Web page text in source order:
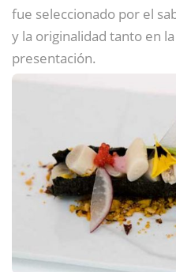
fue seleccionado por el
y la originalidad tanto en
presentación.